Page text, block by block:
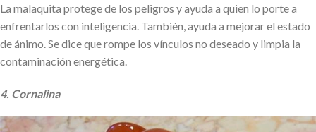
La malaquita protege de los peligros y ayuda a quien lo porte a
enfrentarlos con inteligencia. También, ayuda a mejorar el estado
de ánimo. Se dice que rompe los vínculos no deseado y limpia la
contaminación energética.
4. Cornalina